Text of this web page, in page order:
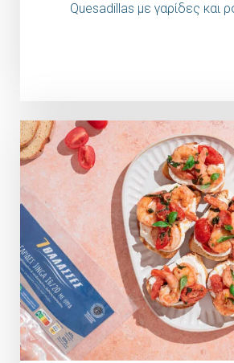
Quesadillas με γαρίδες και